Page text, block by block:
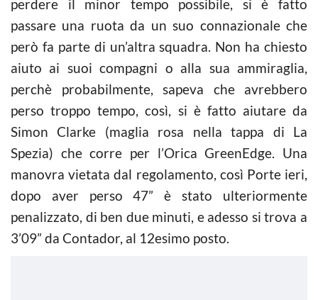
perdere il minor tempo possibile, si è fatto
passare una ruota da un suo connazionale che
però fa parte di un’altra squadra. Non ha chiesto
aiuto ai suoi compagni o alla sua ammiraglia,
perchè probabilmente, sapeva che avrebbero
perso troppo tempo, così, si è fatto aiutare da
Simon Clarke (maglia rosa nella tappa di La
Spezia) che corre per l’Orica GreenEdge. Una
manovra vietata dal regolamento, così Porte ieri,
dopo aver perso 47” è stato ulteriormente
penalizzato, di ben due minuti, e adesso si trova a
3’09” da Contador, al 12esimo posto.